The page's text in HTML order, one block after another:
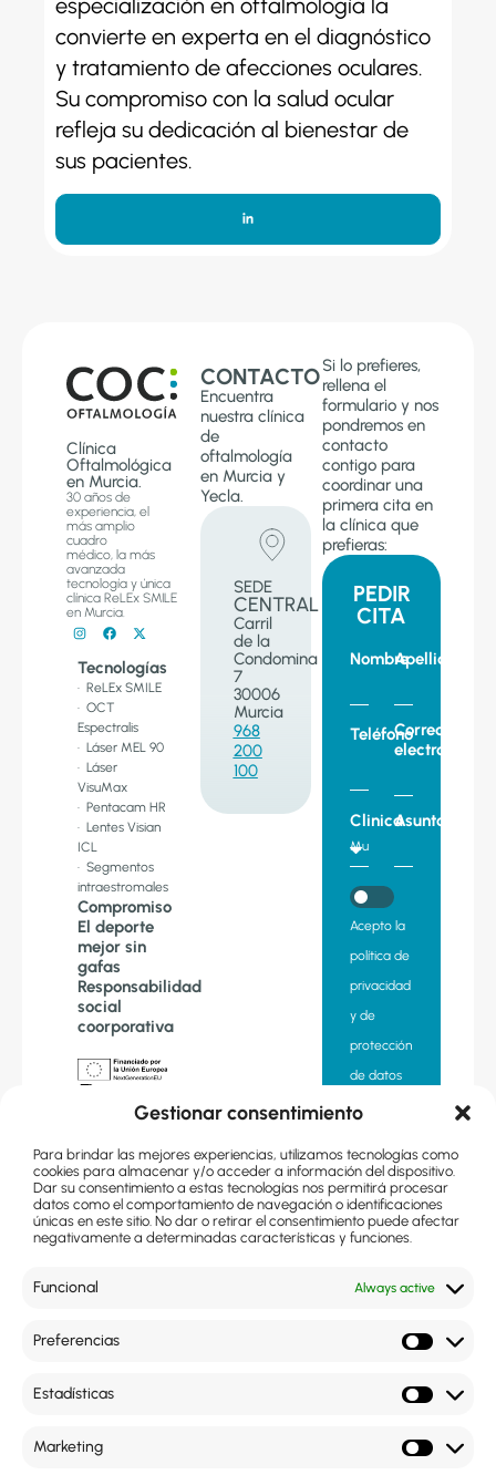
Gestionar consentimiento
Para brindar las mejores experiencias, utilizamos tecnologías como
cookies para almacenar y/o acceder a información del dispositivo.
Dar su consentimiento a estas tecnologías nos permitirá procesar
datos como el comportamiento de navegación o identificaciones
únicas en este sitio. No dar o retirar el consentimiento puede afectar
negativamente a determinadas características y funciones.
Funcional Always active
Preferencias
Estadísticas
Marketing
convierte en experta en el diagnóstico
y tratamiento de afecciones oculares.
Su compromiso con la salud ocular
refleja su dedicación al bienestar de
sus pacientes.
Clínica
Oftalmológica
en Murcia.
30 años de
experiencia, el
más amplio
cuadro
médico, la más
avanzada
tecnología y única
clínica ReLEx SMILE
en Murcia.
Tecnologías
· ReLEx SMILE
· OCT
Espectralis
· Láser MEL 90
· Láser
VisuMax
· Pentacam HR
· Lentes Visian
ICL
· Segmentos
intraestromales
Compromiso
El deporte
mejor sin
gafas
Responsabilidad
social
coorporativa
«Financiado
por la Unión
Next
Generation EU.
Sin embargo,
los puntos de
vista y las
opiniones
expresadas
del autor o
autores y no
los de la Unión
Europea o la
Unión Europea
pueden ser
consideradas
CONTACTO
Encuentra
nuestra clínica
de
oftalmología
en Murcia y
Yecla.
SEDE
CENTRAL
Carril
de la
Condomina
7
30006
Murcia
968
200
100
Si lo prefieres,
rellena el
formulario y nos
pondremos en
contacto
contigo para
coordinar una
primera cita en
la clínica que
prefieras:
PEDIR
CITA
NombreApellido
TeléfonoCorreo
electronico
ClinicaAsunto
Acepto la
política de
privacidad
y de
protección
de datos
suscribirme
a la
newsletter
llamamos